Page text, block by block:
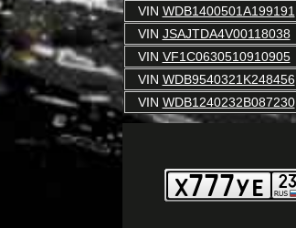
VIN WDB1400501A199191
VIN JSAJTDA4V00118038
VIN VF1C0630510910905
VIN WDB9540321K248456
VIN WDB1240232B087230